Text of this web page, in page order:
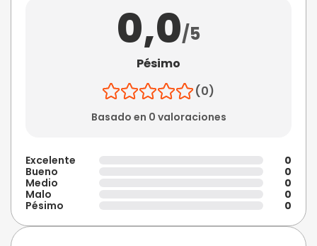
0,0/5
Pésimo
(0)
Basado en 0 valoraciones
Excelente
0
Bueno
0
Medio
0
Malo
0
Pésimo
0